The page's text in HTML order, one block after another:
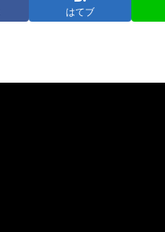
はてブ